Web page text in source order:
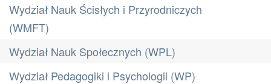
Wydział Nauk Ścisłych i Przyrodniczych
(WMFT)
Wydział Nauk Społecznych (WPL)
Wydział Pedagogiki i Psychologii (WP)